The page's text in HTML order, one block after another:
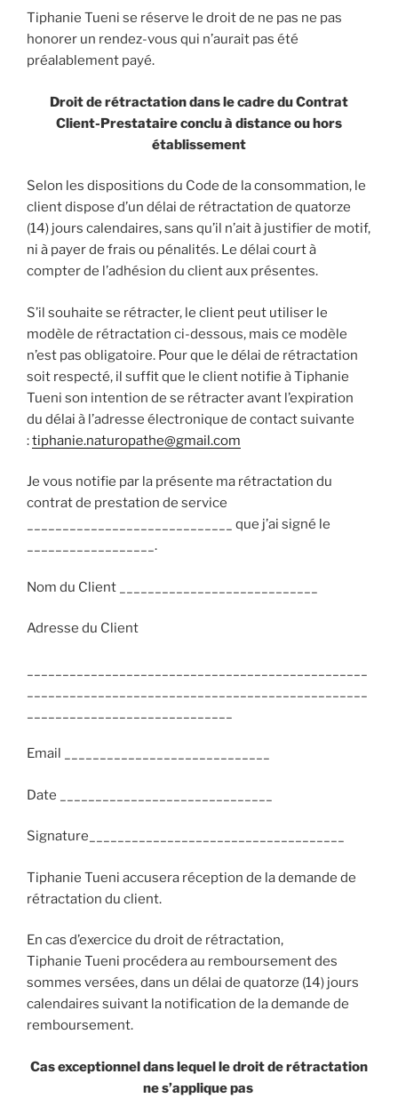
Tiphanie Tueni se réserve le droit de ne pas ne pas
honorer un rendez-vous qui n’aurait pas été
préalablement payé.
Droit de rétractation dans le cadre du Contrat
Client-Prestataire conclu à distance ou hors
établissement
Selon les dispositions du Code de la consommation, le
client dispose d’un délai de rétractation de quatorze
(14) jours calendaires, sans qu’il n’ait à justifier de motif,
ni à payer de frais ou pénalités. Le délai court à
compter de l’adhésion du client aux présentes.
S’il souhaite se rétracter, le client peut utiliser le
modèle de rétractation ci-dessous, mais ce modèle
n’est pas obligatoire. Pour que le délai de rétractation
soit respecté, il suffit que le client notifie à Tiphanie
Tueni son intention de se rétracter avant l’expiration
du délai à l’adresse électronique de contact suivante
:tiphanie.naturopathe@gmail.com
Je vous notifie par la présente ma rétractation du
contrat de prestation de service
_____________________________ que j’ai signé le
__________________.
Nom du Client ____________________________
Adresse du Client
Email _____________________________
Date ______________________________
Signature____________________________________
Tiphanie Tueni accusera réception de la demande de
rétractation du client.
En cas d’exercice du droit de rétractation,
Tiphanie Tueni procédera au remboursement des
sommes versées, dans un délai de quatorze (14) jours
calendaires suivant la notification de la demande de
remboursement.
Cas exceptionnel dans lequel le droit de rétractation
ne s’applique pas